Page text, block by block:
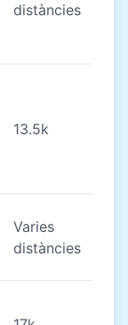
distàncies
13.5k
Varies
distàncies